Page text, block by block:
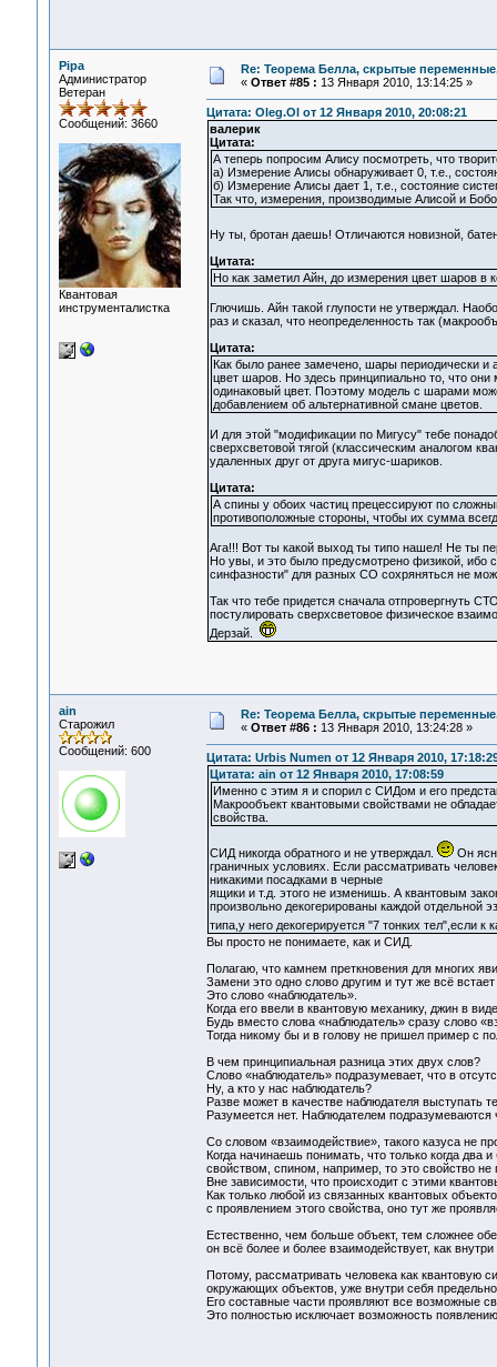
Pipa
Администратор
Ветеран
Сообщений: 3660
Квантовая
инструменталистка
Re: Теорема Белла, скрытые
« Ответ #85 : 13 Января 2010, 13:14:25 »
Цитата: Oleg.Ol от 12 Января 2010, 20:08:21
валерик
Цитата:
А теперь попросим Алису посмотреть, что
а) Измерение Алисы обнаруживает 0, т.е.,
б) Измерение Алисы дает 1, т.е., состояние
Так что, измерения, производимые Алисой и
Ну ты, бротан даешь! Отличаются новизной,
Цитата:
Но как заметил Айн, до измерения цвет шаров в
Глючишь. Айн такой глупости не утверждал.
раз и сказал, что неопределенность так
Цитата:
Как было ранее замечено, шары периодически и
цвет шаров. Но здесь принципиально то, что
одинаковый цвет. Поэтому модель с шарами
добавлением об альтернативной смане цветов.
И для этой "модификации по Мигусу" тебе
сверхсветовой тягой (классическим аналогом
удаленных друг от друга мигус-шариков.
Цитата:
А спины у обоих частиц прецессируют по
противоположные стороны, чтобы их сумма
Ага!!! Вот ты какой выход ты типо нашел! Не ты
Но увы, и это было предусмотрено физикой, ибо
синфазности" для разных СО сохряняться не
Так что тебе придется сначала отпровергнуть
постулировать сверхсветовое физическое
Дерзай.
ain
Старожил
Сообщений: 600
Re: Теорема Белла, скрытые
« Ответ #86 : 13 Января 2010, 13:24:28 »
Цитата: Urbis Numen от 12 Января 2010,
Цитата: ain от 12 Января 2010, 17:08:59
Именно с этим я и спорил с СИДом и его
Макрообъект квантовыми свойствами не
свойства.
СИД никогда обратного и не утверждал.
Он
граничных условиях. Если рассматривать
никакими посадками в черные
ящики и т.д. этого не изменишь. А квантовым
произвольно декогерированы каждой отдельной
типа,у него декогерируется "7 тонких тел",если
Вы просто не понимаете, как и СИД.
Полагаю, что камнем преткновения для многих
Замени это одно слово другим и тут же всё
Это слово «наблюдатель».
Когда его ввели в квантовую механику, джин в
Будь вместо слова «наблюдатель» сразу слово
Тогда никому бы и в голову не пришел пример с
В чем принципиальная разница этих двух слов?
Слово «наблюдатель» подразумевает, что в
Ну, а кто у нас наблюдатель?
Разве может в качестве наблюдателя выступать
Разумеется нет. Наблюдателем подразумеваются
Со словом «взаимодействие», такого казуса не
Когда начинаешь понимать, что только когда
свойством, спином, например, то это свойство не
Вне зависимости, что происходит с этими
Как только любой из связанных квантовых
с проявлением этого свойства, оно тут же
Естественно, чем больше объект, тем сложнее
он всё более и более взаимодействует, как
Потому, рассматривать человека как квантовую
окружающих объектов, уже внутри себя
Его составные части проявляют все возможные
Это полностью исключает возможность